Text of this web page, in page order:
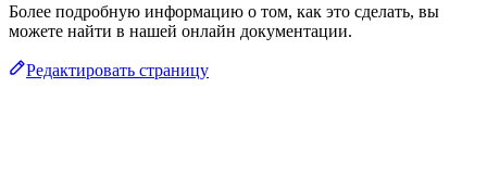
Более подробную информацию о том, как это сделать, вы
можете найти в нашей онлайн документации.
Редактировать страницу